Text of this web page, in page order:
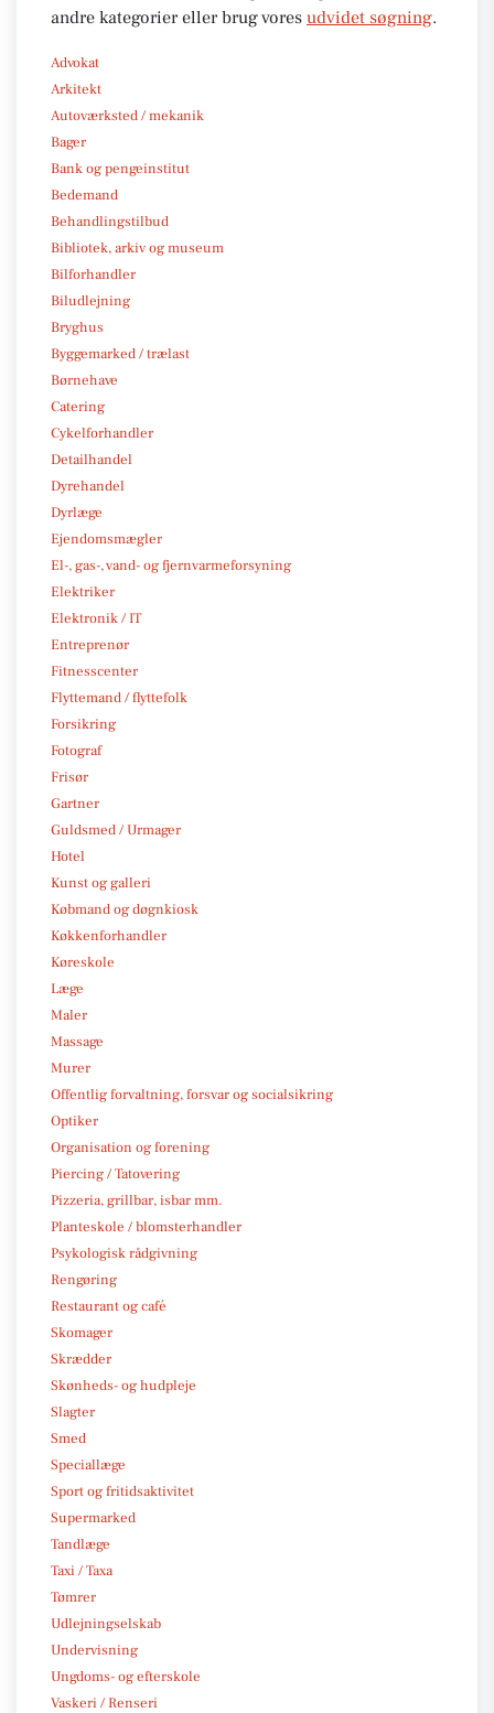
andre kategorier eller brug vores udvidet søgning.
Advokat
Arkitekt
Autoværksted / mekanik
Bager
Bank og pengeinstitut
Bedemand
Behandlingstilbud
Bibliotek, arkiv og museum
Bilforhandler
Biludlejning
Bryghus
Byggemarked / trælast
Børnehave
Catering
Cykelforhandler
Detailhandel
Dyrehandel
Dyrlæge
Ejendomsmægler
El-, gas-, vand- og fjernvarmeforsyning
Elektriker
Elektronik / IT
Entreprenør
Fitnesscenter
Flyttemand / flyttefolk
Forsikring
Fotograf
Frisør
Gartner
Guldsmed / Urmager
Hotel
Kunst og galleri
Købmand og døgnkiosk
Køkkenforhandler
Køreskole
Læge
Maler
Massage
Murer
Offentlig forvaltning, forsvar og socialsikring
Optiker
Organisation og forening
Piercing / Tatovering
Pizzeria, grillbar, isbar mm.
Planteskole / blomsterhandler
Psykologisk rådgivning
Rengøring
Restaurant og café
Skomager
Skrædder
Skønheds- og hudpleje
Slagter
Smed
Speciallæge
Sport og fritidsaktivitet
Supermarked
Tandlæge
Taxi / Taxa
Tømrer
Udlejningselskab
Undervisning
Ungdoms- og efterskole
Vaskeri / Renseri